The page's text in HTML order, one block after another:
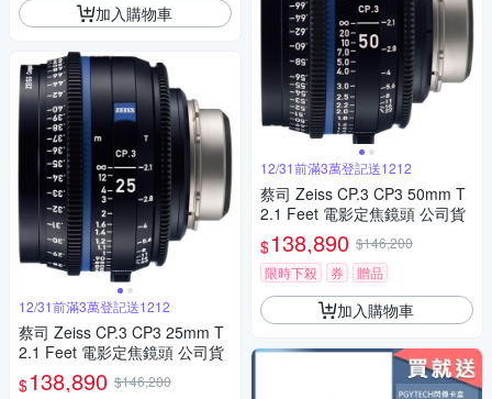
加入購物車
12/31前滿3萬登記送1212
蔡司 Zeiss CP.3 CP3 25mm T
2.1 Feet 電影定焦鏡頭 公司貨
$138,890 $146,200
12/31前滿3萬登記送1212
蔡司 Zeiss CP.3 CP3 50mm T
2.1 Feet 電影定焦鏡頭 公司貨
$138,890 $146,200
限時下殺
券 贈品
加入購物車